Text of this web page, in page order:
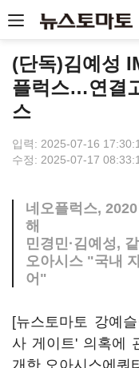
(단독)김예성
플럭스…연결
스
입력: 2025-07-16
수정: 2025-07-17
네오플럭스,
해
민경민·김예성,
오아시스 "국내
어"
[뉴스토마토 강예
사 게이트' 의혹에
개한 오아시스에쿼